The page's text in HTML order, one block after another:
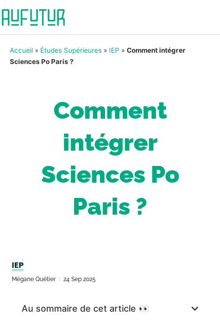
Accueil » Études Supérieures » IEP » Comment intégrer
Sciences Po Paris ?
Comment
intégrer
Sciences Po
Paris ?
IEP
Mégane Quétier 24 Sep 2025
Au sommaire de cet article 👀